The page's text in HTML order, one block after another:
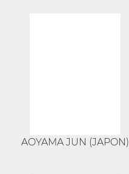
AOYAMA JUN (JAPON)